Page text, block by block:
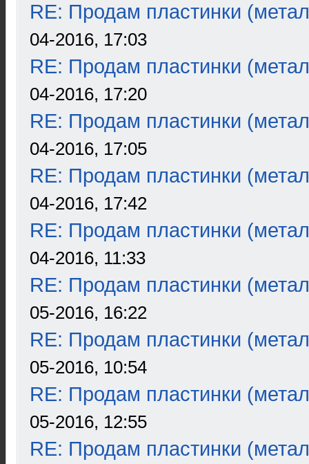
RE: Продам пластинки
04-2016, 17:03
RE: Продам пластинки
04-2016, 17:20
RE: Продам пластинки
04-2016, 17:05
RE: Продам пластинки
04-2016, 17:42
RE: Продам пластинки
04-2016, 11:33
RE: Продам пластинки
05-2016, 16:22
RE: Продам пластинки
05-2016, 10:54
RE: Продам пластинки
05-2016, 12:55
RE: Продам пластинки